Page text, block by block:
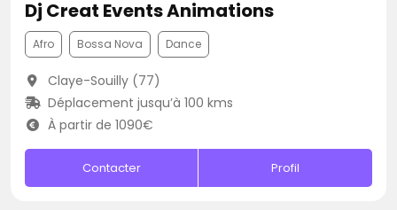
Dj Creat Events Animations
Afro Bossa Nova Dance
Claye-Souilly (77)
Déplacement jusqu’à 100 kms
À partir de 1090€
Contacter Profil